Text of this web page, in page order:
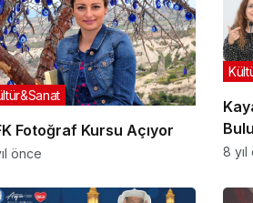
Fotoğraf Kursu Açıyor
önce 8 yıl